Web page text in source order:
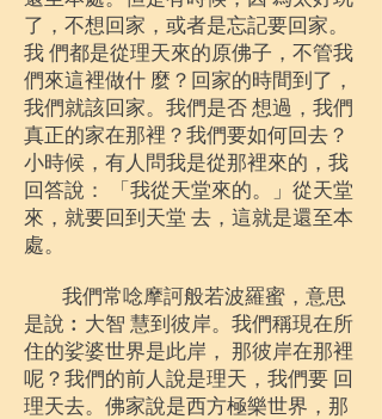
了，不想回家，或者是忘記要回家。
我 們都是從理天來的原佛子，不管我
們來這裡做什 麼？回家的時間到了，
我們就該回家。我們是否 想過，我們
真正的家在那裡？我們要如何回去？
小時候，有人問我是從那裡來的，我
回答說： 「我從天堂來的。」從天堂
來，就要回到天堂 去，這就是還至本
處。
我們常唸摩訶般若波羅蜜，意思
是說︰大智 慧到彼岸。我們稱現在所
住的娑婆世界是此岸， 那彼岸在那裡
呢？我們的前人說是理天，我們要 回
理天去。佛家說是西方極樂世界，那